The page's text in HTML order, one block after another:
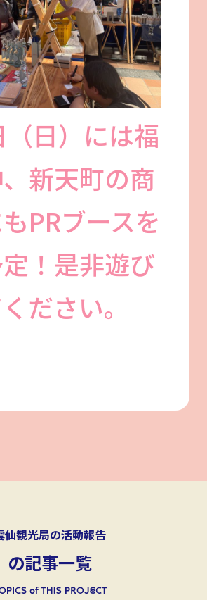
日）には福
新天町の商
PRブースを
！是非遊び
ださい。
仙観光局の活動報告
の記事一覧